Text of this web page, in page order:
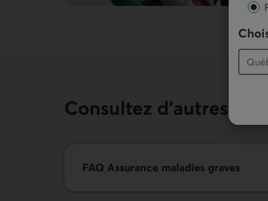
Consultez d’autres FAQ
FAQ Assurance maladies graves